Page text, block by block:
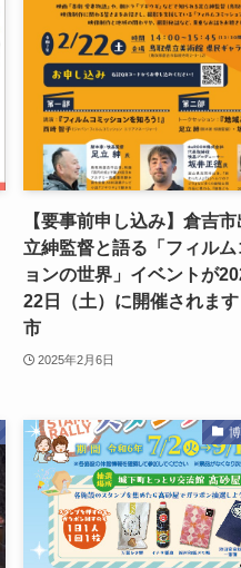
【要事前申し込み】倉吉
立紳監督と語る「フィルム
ョンの世界」イベントが
22日（土）に開催されま
市
2025年2月6日